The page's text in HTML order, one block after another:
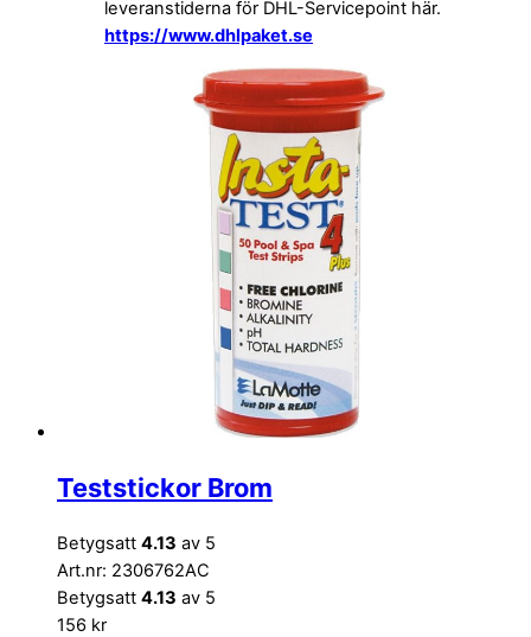
leveranstiderna för DHL-Servicepoint här.
https://www.dhlpaket.se
Teststickor Brom
Betygsatt 4.13 av 5
Art.nr: 2306762AC
Betygsatt 4.13 av 5
156 kr